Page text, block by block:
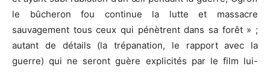
le bûcheron fou continue la lutte et massacre
sauvagement tous ceux qui pénètrent dans sa forêt » ;
autant de détails (la trépanation, le rapport avec la
guerre) qui ne seront guère explicités par le film lui-